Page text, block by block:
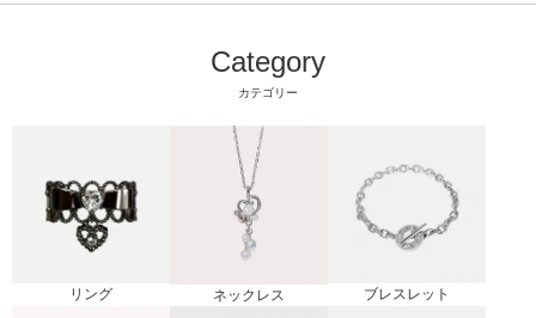
Category
カテゴリー
リング ネックレス ブレスレット